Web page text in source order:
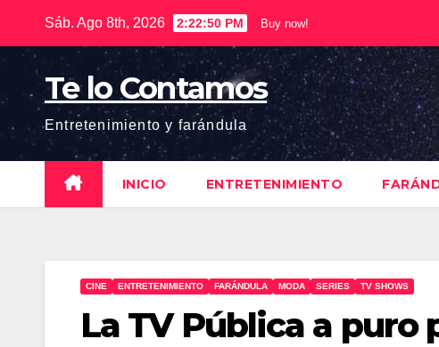
Sáb. Ago 8th, 2026 2:22:51 PM Buy now!
Te lo Contamos
Entretenimiento y farándula
INICIO ENTRETENIMIENTO
CINE ENTRETENIMIENTO FARÁNDULA MODA SERIES TV SHOWS
La TV Pública a